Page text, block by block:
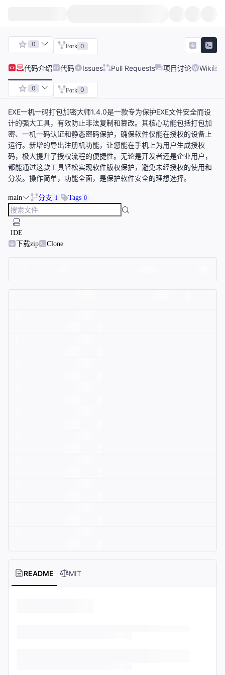
0 Fork 0
代码介绍 代码 Issues Pull Requests 项目讨论 Wiki
0 Fork 0
EXE一机一码打包加密大师1.4.0是一款专为保护EXE文件安全而设
计的强大工具，有效防止非法复制和篡改。其核心功能包括打包加
密、一机一码认证和静态密码保护，确保软件仅能在授权的设备上
运行。新增的导出注册机功能，让您能在手机上为用户生成授权
码，极大提升了授权流程的便捷性。无论是开发者还是企业用户，
都能通过这款工具轻松实现软件版权保护，避免未经授权的使用和
分发。操作简单，功能全面，是保护软件安全的理想选择。
main 分支 1 Tags 0
IDE
下载zip
Clone
README MIT